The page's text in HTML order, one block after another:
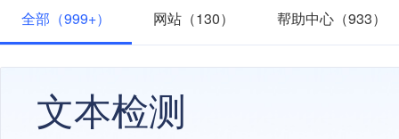
全部（999+） 网站（130） 帮助中心（933）
文本检测